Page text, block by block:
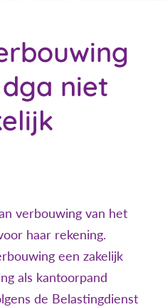
niet
verbouwing van het
haar rekening.
een zakelijk
als kantoorpand
de Belastingdienst